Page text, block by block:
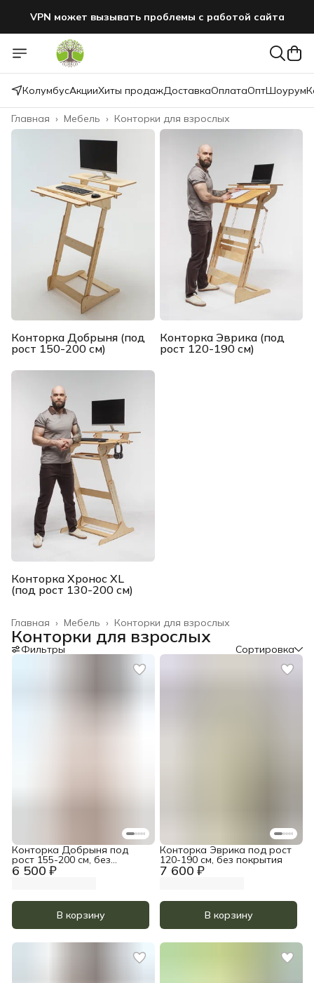
VPN может вызывать проблемы с работой сайта
КолумбусАкцииХиты продажДоставкаОплатаОптШоурум
Конторки для взрослых
Мебель ›
Главная ›
Конторка Добрыня (под
рост 150-200 см)
Конторка Эврика (под
рост 120-190 см)
Конторка Хронос XL
(под рост 130-200 см)
Конторки для взрослых
Мебель ›
Главная ›
Конторки для взрослых
Фильтры Сортировка
6 500 ₽
Конторка Добрыня под
рост 155-200 см, без
покрытия
В корзину
7 600 ₽
Конторка Эврика под рост
120-190 см, без покрытия
В корзину